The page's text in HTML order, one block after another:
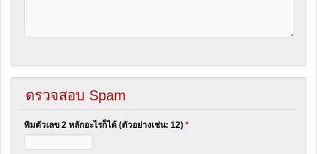
ตรวจสอบ Spam
พิมตัวเลข 2 หลักอะไรก็ได้ (ตัวอย่างเช่น: 12) *